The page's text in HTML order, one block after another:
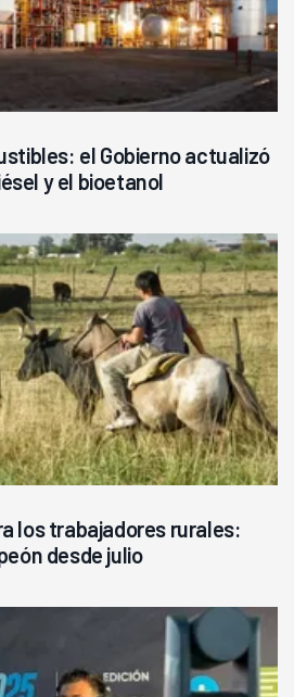
el Gobierno actualizó
y el bioetanol
los trabajadores rurales:
desde julio